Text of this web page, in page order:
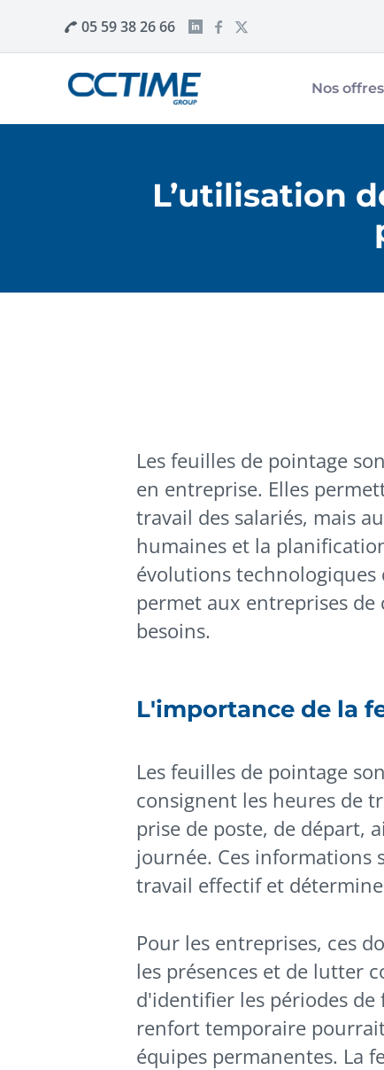
05 59 38 26 66
Nos offres
L’utilisation
Les feuilles de pointage
en entreprise. Elles
travail des salariés, mais
humaines et la
évolutions
permet aux entreprises
besoins.
L'importance de la
Les feuilles de pointage
consignent les heures de
prise de poste, de départ,
journée. Ces informations
travail effectif et
Pour les entreprises, ces
les présences et de lutter
d'identifier les périodes
renfort temporaire
équipes permanentes. La